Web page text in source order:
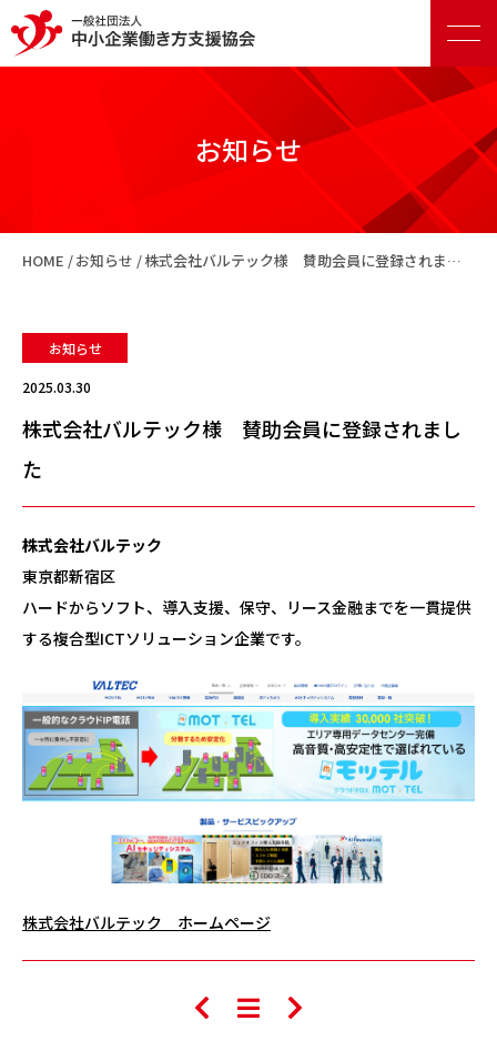
お知らせ
HOME お知らせ 株式会社バルテック様 賛助会員に登録されました
お知らせ
2025.03.30
株式会社バルテック様 賛助会員に登録されまし
た
株式会社バルテック
東京都新宿区
ハードからソフト、導入支援、保守、リース金融までを一貫提供
する複合型ICTソリューション企業です。
株式会社バルテック ホームページ